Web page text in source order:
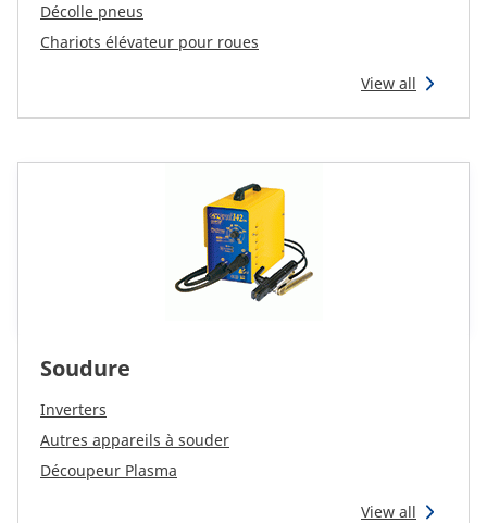
Décolle pneus
Chariots élévateur pour roues
View all
Soudure
Inverters
Autres appareils à souder
Découpeur Plasma
View all